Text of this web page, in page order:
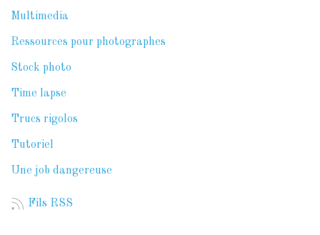
Multimedia
Ressources pour photographes
Stock photo
Time lapse
Trucs rigolos
Tutoriel
Une job dangereuse
Fils RSS